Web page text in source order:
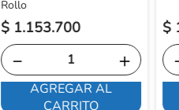
Rollo
$ 1.153.700
＋
－
AGREGAR AL
CARRITO
$